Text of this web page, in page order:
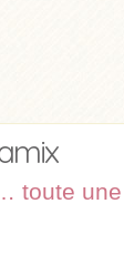
toute